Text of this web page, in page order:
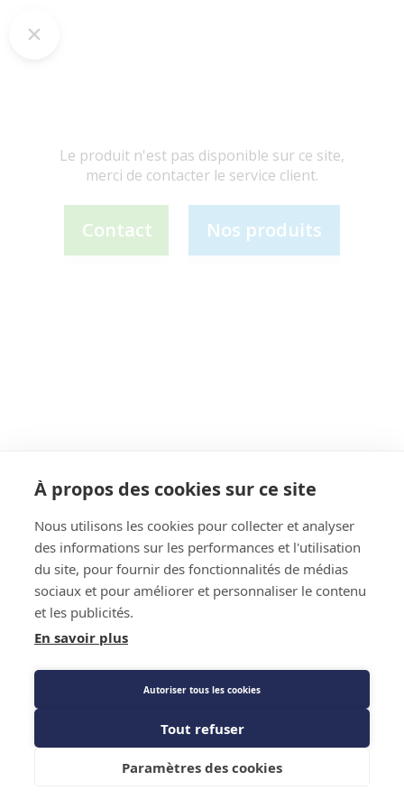
Le produit n'est pas disponible sur ce site,
merci de contacter le service client.
Contact Nos produits
À propos des cookies sur ce site
Nous utilisons les cookies pour collecter et analyser
des informations sur les performances et l'utilisation
du site, pour fournir des fonctionnalités de médias
sociaux et pour améliorer et personnaliser le contenu
et les publicités.
En savoir plus
Autoriser tous les cookies
Tout refuser
Paramètres des cookies